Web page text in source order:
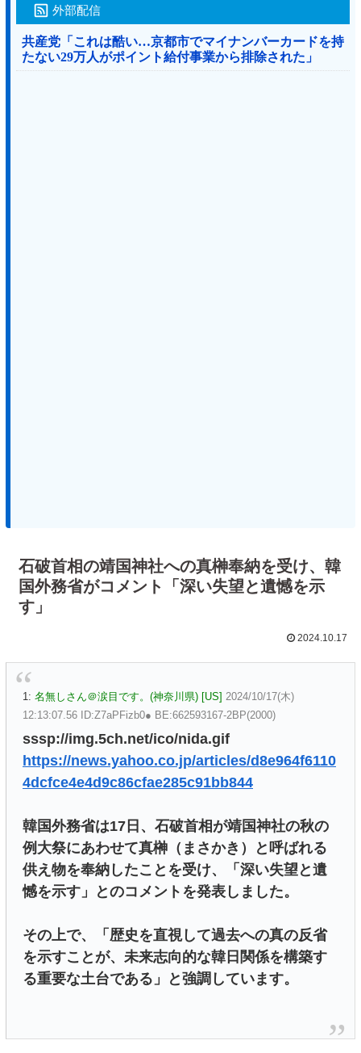
外部配信
共産党「これは酷い…京都市でマイナンバーカードを持
たない29万人がポイント給付事業から排除された」
石破首相の靖国神社への真榊奉納を受け、韓
国外務省がコメント「深い失望と遺憾を示
す」
2024.10.17
1: 名無しさん＠涙目です。(神奈川県) [US] 2024/10/17(木)
12:13:07.56 ID:Z7aPFizb0● BE:662593167-2BP(2000)
sssp://img.5ch.net/ico/nida.gif
https://news.yahoo.co.jp/articles/d8e964f6110
4dcfce4e4d9c86cfae285c91bb844
韓国外務省は17日、石破首相が靖国神社の秋の
例大祭にあわせて真榊（まさかき）と呼ばれる
供え物を奉納したことを受け、「深い失望と遺
憾を示す」とのコメントを発表しました。
その上で、「歴史を直視して過去への真の反省
を示すことが、未来志向的な韓日関係を構築す
る重要な土台である」と強調しています。